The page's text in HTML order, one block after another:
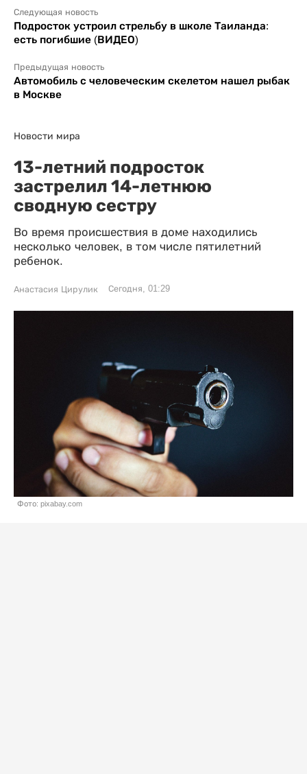
Следующая новость
Подросток устроил стрельбу в школе Таиланда:
есть погибшие (ВИДЕО)
Предыдущая новость
Автомобиль с человеческим скелетом нашел рыбак
в Москве
Новости мира
13-летний подросток
застрелил 14-летнюю
сводную сестру
Во время происшествия в доме находились
несколько человек, в том числе пятилетний
ребенок.
Анастасия Цирулик Сегодня, 01:29
Фото: pixabay.com